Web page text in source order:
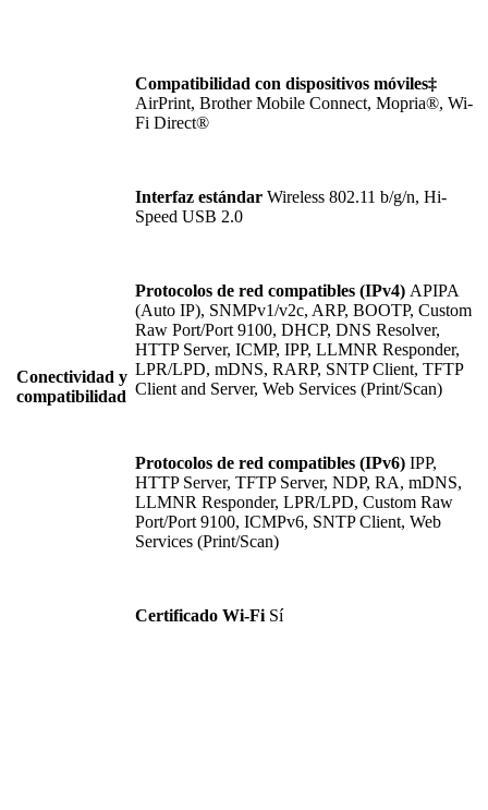
Conectividad y
compatibilidad
Compatibilidad con dispositivos móviles‡
AirPrint, Brother Mobile Connect, Mopria®, Wi-
Fi Direct®
Interfaz estándar Wireless 802.11 b/g/n, Hi-
Speed USB 2.0
Protocolos de red compatibles (IPv4) APIPA
(Auto IP), SNMPv1/v2c, ARP, BOOTP, Custom
Raw Port/Port 9100, DHCP, DNS Resolver,
HTTP Server, ICMP, IPP, LLMNR Responder,
LPR/LPD, mDNS, RARP, SNTP Client, TFTP
Client and Server, Web Services (Print/Scan)
Protocolos de red compatibles (IPv6) IPP,
HTTP Server, TFTP Server, NDP, RA, mDNS,
LLMNR Responder, LPR/LPD, Custom Raw
Port/Port 9100, ICMPv6, SNTP Client, Web
Services (Print/Scan)
Certificado Wi-Fi Sí